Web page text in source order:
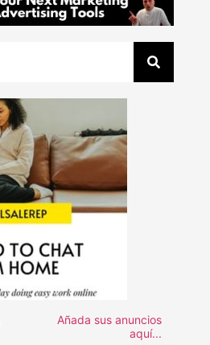
Añada sus anuncios
aquí...